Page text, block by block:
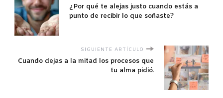
¿Por qué te alejas justo cuando estás a
punto de recibir lo que soñaste?
SIGUIENTE ARTÍCULO
Cuando dejas a la mitad los procesos que
tu alma pidió.